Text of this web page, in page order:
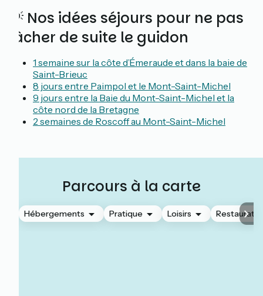
💡 Nos idées séjours pour ne pas
lâcher de suite le guidon
1 semaine sur la côte d’Émeraude et dans la baie de
Saint-Brieuc
8 jours entre Paimpol et le Mont-Saint-Michel
9 jours entre la Baie du Mont-Saint-Michel et la
côte nord de la Bretagne
2 semaines de Roscoff au Mont-Saint-Michel
Parcours à la carte
Hébergements Pratique Loisirs